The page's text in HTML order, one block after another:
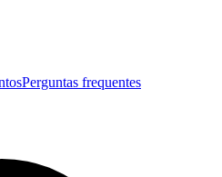
Perguntas frequentes